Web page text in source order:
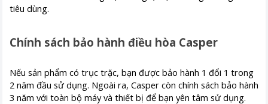
tiêu dùng.
Chính sách bảo hành điều hòa Casper
Nếu sản phẩm có trục trặc, bạn được bảo hành 1 đổi 1 trong
2 năm đầu sử dụng. Ngoài ra, Casper còn chính sách bảo hành
3 năm với toàn bộ máy và thiết bị để bạn yên tâm sử dụng.